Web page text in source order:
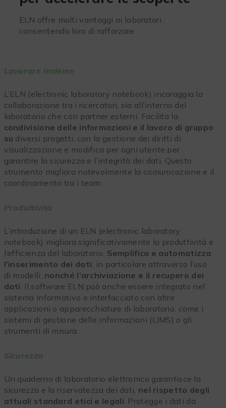
ELN offre molti vantaggi ai laboratori ,
consentendo loro di rafforzare :
Lavorare insieme
L’ELN (electronic laboratory notebook) incoraggia la
collaborazione tra i ricercatori, sia all’interno del
laboratorio che con partner esterni. Facilita la
condivisione delle informazioni e il lavoro di gruppo
su diversi progetti, con la gestione dei diritti di
visualizzazione e modifica per ogni utente per
garantire la sicurezza e l’integrità dei dati. Questo
strumento migliora notevolmente la comunicazione e il
coordinamento tra i team.
Produttività
L’introduzione di un ELN (electronic laboratory
notebook) migliora significativamente la produttività e
l’efficienza del laboratorio. Semplifica e automatizza
l’inserimento dei dati , in particolare attraverso l’uso
di modelli, nonché l’archiviazione e il recupero dei
dati . Il software ELN può anche essere integrato nel
sistema informativo e interfacciato con altre
applicazioni o apparecchiature di laboratorio, come i
sistemi di gestione delle informazioni (LIMS) o gli
strumenti di misura.
Sicurezza
Un quaderno di laboratorio elettronico garantisce la
sicurezza e la riservatezza dei dati, nel rispetto degli
attuali standard etici e legali . Protegge i dati da